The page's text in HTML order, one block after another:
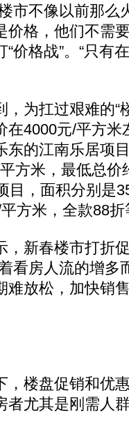
市不像以前那么
价格，他们不需
价格战”。“只有
为扛过艰难的“
在4000元/平方米
东的江南乐居项
方米，最低总价
目，面积分别是
方米，全款88折
新春楼市打折促
看房人流的增多
难放松，加快销
楼盘促销和优
者尤其是刚需人